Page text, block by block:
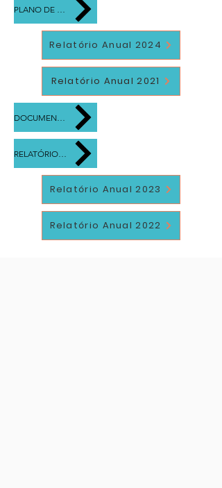
Relatório Anual 2024
Relatório Anual 2021
Relatório Anual 2023
Relatório Anual 2022